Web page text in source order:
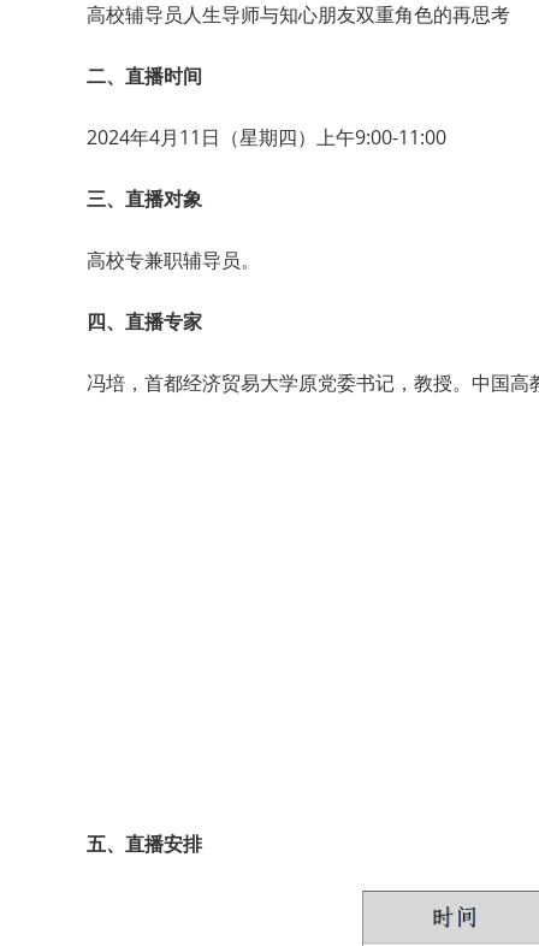
高校辅导员人生导师与知心朋友双重角色的再思考
二、直播时间
2024年4月11日（星期四）上午9:00-11:00
三、直播对象
高校专兼职辅导员。
四、直播专家
冯培，首都经济贸易大学原党委书记，教授。中国
五、直播安排